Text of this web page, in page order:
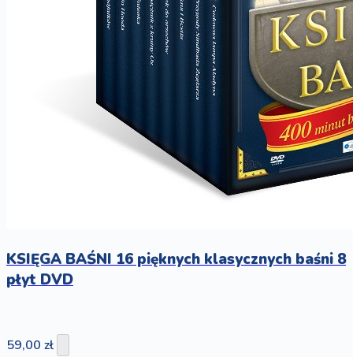
KSIĘGA BAŚNI 16 pięknych klasycznych baśni 8
płyt DVD
59,00 zł